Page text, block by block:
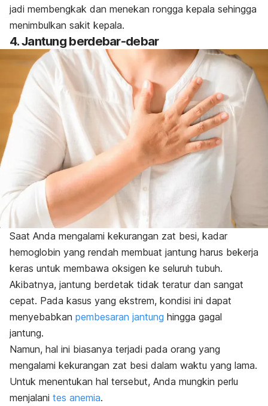
jadi membengkak dan menekan rongga kepala sehingga
menimbulkan sakit kepala.
4. Jantung berdebar-debar
Saat Anda mengalami kekurangan zat besi, kadar
hemoglobin yang rendah membuat jantung harus bekerja
keras untuk membawa oksigen ke seluruh tubuh.
Akibatnya, jantung berdetak tidak teratur dan sangat
cepat. Pada kasus yang ekstrem, kondisi ini dapat
menyebabkan pembesaran jantung hingga gagal
jantung.
Namun, hal ini biasanya terjadi pada orang yang
mengalami kekurangan zat besi dalam waktu yang lama.
Untuk menentukan hal tersebut, Anda mungkin perlu
menjalani tes anemia.